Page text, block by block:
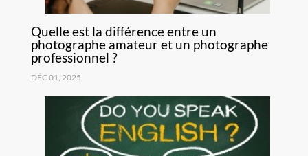
Quelle est la différence entre un
photographe amateur et un photographe
professionnel ?
DÉC 01, 2025